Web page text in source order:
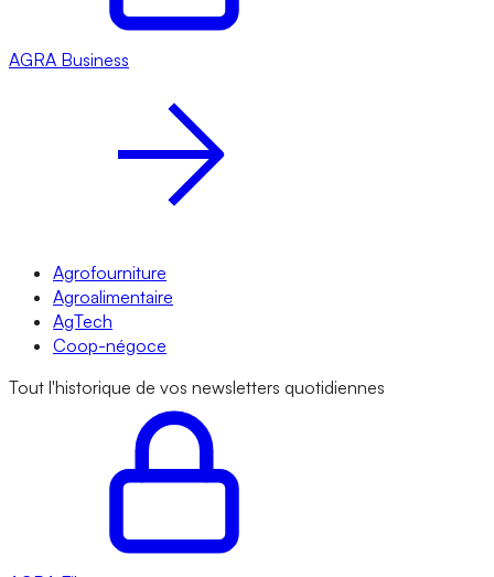
AGRA Business
Agrofourniture
Agroalimentaire
AgTech
Coop-négoce
Tout l'historique de vos newsletters quotidiennes